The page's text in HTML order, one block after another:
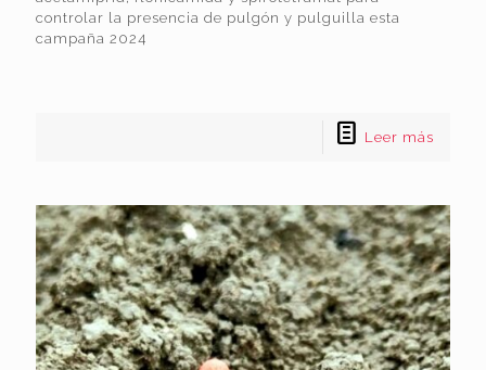
controlar la presencia de pulgón y pulguilla esta
campaña 2024
Leer más